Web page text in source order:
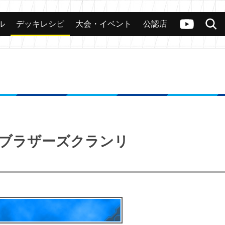
ヴァンガードch
検索
カード 大会 公認店舗 その他
デッキレシピ 大会・イベント 公認店
ラザーズクランリ